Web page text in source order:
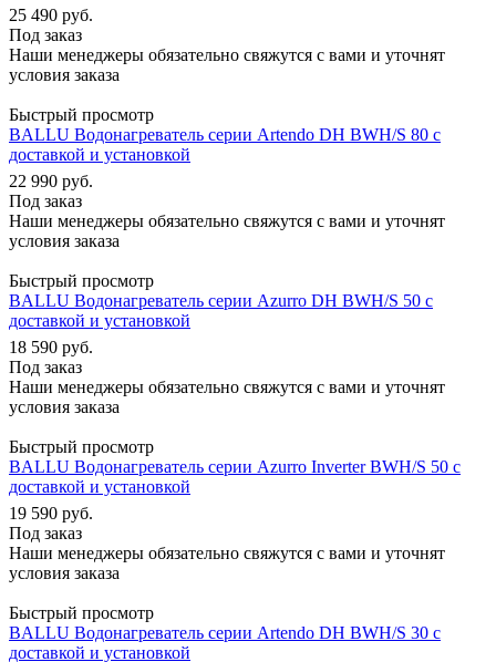
25 490 руб.
Под заказ
Наши менеджеры обязательно свяжутся с вами и уточнят
условия заказа
Быстрый просмотр
BALLU Водонагреватель серии Artendo DH BWH/S 80 с
доставкой и установкой
22 990 руб.
Под заказ
Наши менеджеры обязательно свяжутся с вами и уточнят
условия заказа
Быстрый просмотр
BALLU Водонагреватель серии Azurro DH BWH/S 50 с
доставкой и установкой
18 590 руб.
Под заказ
Наши менеджеры обязательно свяжутся с вами и уточнят
условия заказа
Быстрый просмотр
BALLU Водонагреватель серии Azurro Inverter BWH/S 50 с
доставкой и установкой
19 590 руб.
Под заказ
Наши менеджеры обязательно свяжутся с вами и уточнят
условия заказа
Быстрый просмотр
BALLU Водонагреватель серии Artendo DH BWH/S 30 с
доставкой и установкой